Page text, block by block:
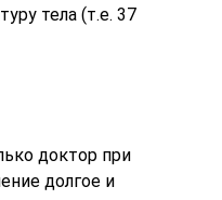
тела (т.е. 37
доктор при
долгое и